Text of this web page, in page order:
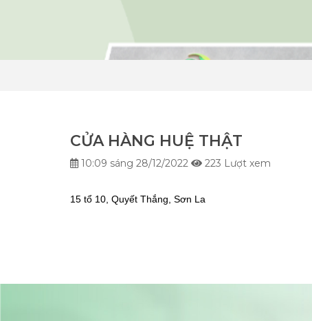
CỬA HÀNG HUỆ THẬT
10:09 sáng 28/12/2022 223 Lượt xem
15 tổ 10, Quyết Thắng, Sơn La